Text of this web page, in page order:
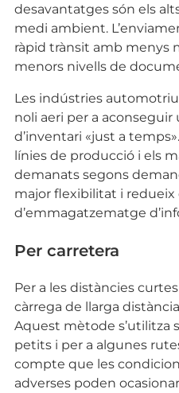
desavantatges són els
medi ambient.
ràpid trànsit amb menys
menors nivells de
Les indústries
noli aeri per a
d’inventari «just a
línies de producció i els
demanats segons
major flexibilitat i redueix
d’emmagatzematge
Per carretera
Per a les distàncies
càrrega de llarga
Aquest mètode s’utilitza
petits i per a algunes
compte que les
adverses poden